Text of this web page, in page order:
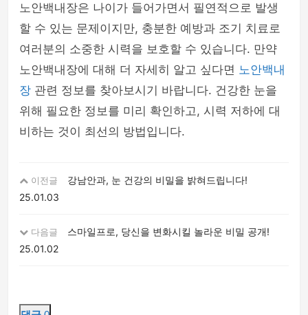
노안백내장은 나이가 들어가면서 필연적으로 발생
할 수 있는 문제이지만, 충분한 예방과 조기 치료로
여러분의 소중한 시력을 보호할 수 있습니다. 만약
노안백내장에 대해 더 자세히 알고 싶다면 노안백내
장 관련 정보를 찾아보시기 바랍니다. 건강한 눈을
위해 필요한 정보를 미리 확인하고, 시력 저하에 대
비하는 것이 최선의 방법입니다.
이전글
강남안과, 눈 건강의 비밀을 밝혀드립니다!
25.01.03
다음글
스마일프로, 당신을 변화시킬 놀라운 비밀 공개!
25.01.02